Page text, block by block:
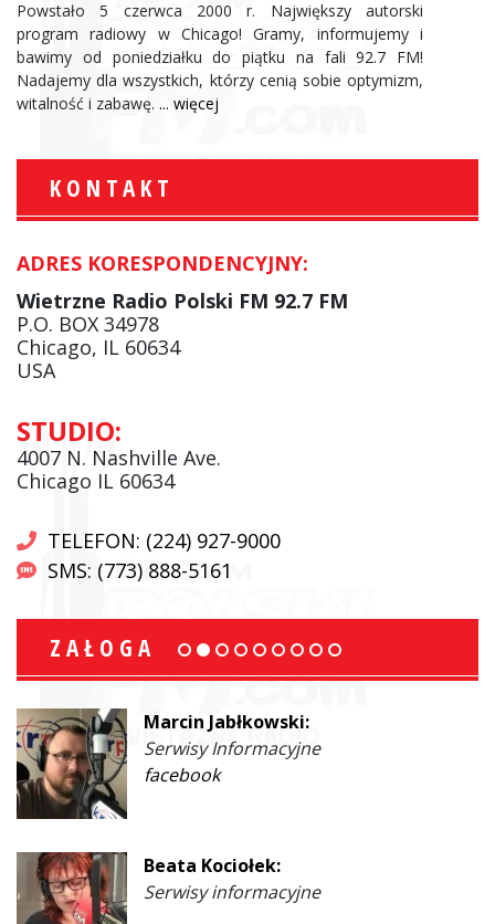
Powstało 5 czerwca 2000 r. Największy autorski
program radiowy w Chicago! Gramy, informujemy i
bawimy od poniedziałku do piątku na fali 92.7 FM!
Nadajemy dla wszystkich, którzy cenią sobie optymizm,
witalność i zabawę. ... więcej
KONTAKT
ADRES KORESPONDENCYJNY:
Wietrzne Radio Polski FM 92.7 FM
P.O. BOX 34978
Chicago, IL 60634
USA
STUDIO:
4007 N. Nashville Ave.
Chicago IL 60634
TELEFON: (224) 927-9000
SMS: (773) 888-5161
ZAŁOGA
Marcin Jabłkowski:
Serwisy Informacyjne
facebook
Beata Kociołek:
Serwisy informacyjne